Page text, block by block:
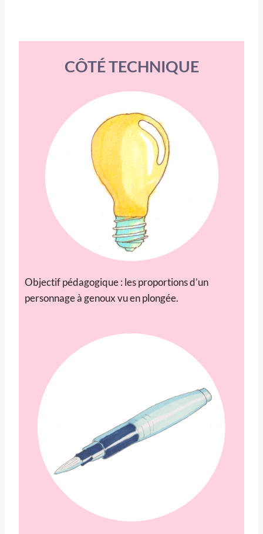
CÔTÉ TECHNIQUE
Objectif pédagogique : les proportions d’un
personnage à genoux vu en plongée.